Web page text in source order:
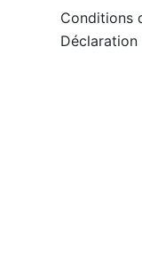
Conditions